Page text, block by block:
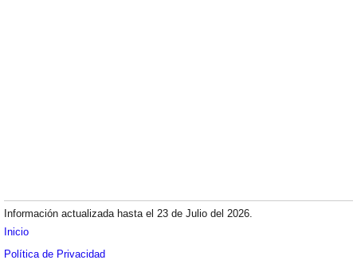
Información actualizada hasta el 23 de Julio del 2026.
Inicio
Política de Privacidad